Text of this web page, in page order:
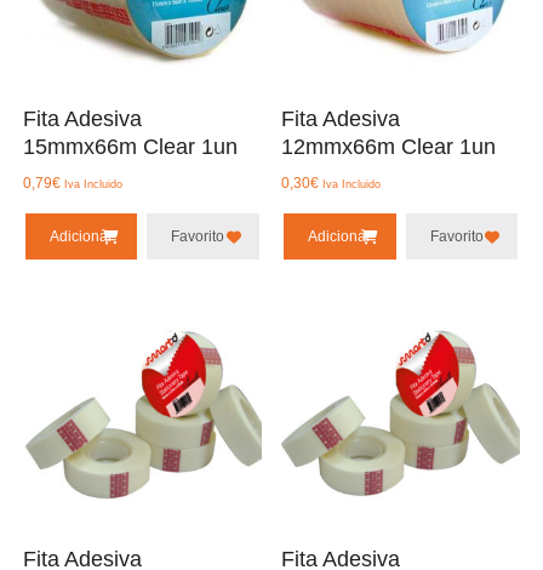
Fita Adesiva
15mmx66m Clear 1un
0,79€ Iva Incluido
Adicionar Favorito
Fita Adesiva
12mmx66m Clear 1un
0,30€ Iva Incluido
Adicionar Favorito
Fita Adesiva Fita Adesiva